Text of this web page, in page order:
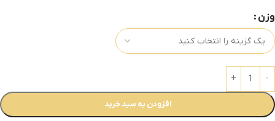
وزن
افزودن به سبد خرید